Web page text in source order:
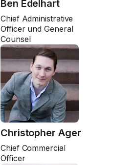
Ben Edelhart
Chief Administrative
Officer und General
Counsel
Christopher Ager
Chief Commercial
Officer